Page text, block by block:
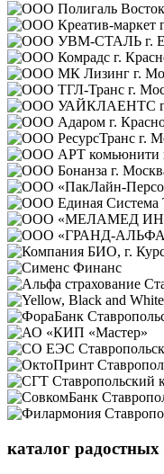
каталог